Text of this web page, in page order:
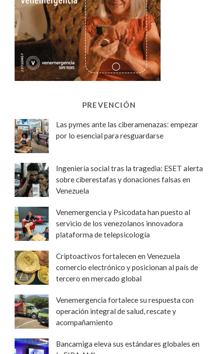
PREVENCIÓN
Las pymes ante las ciberamenazas: empezar
por lo esencial para resguardarse
Ingeniería social tras la tragedia: ESET alerta
sobre ciberestafas y donaciones falsas en
Venezuela
Venemergencia y Psicodata han puesto al
servicio de los venezolanos innovadora
plataforma de telepsicología
Criptoactivos fortalecen en Venezuela
comercio electrónico y posicionan al país de
tercero en mercado global
Venemergencia fortalece su respuesta con
operación integral de salud, rescate y
acompañamiento
Bancamiga eleva sus estándares globales en